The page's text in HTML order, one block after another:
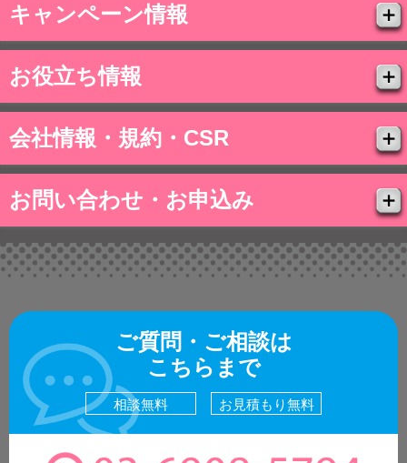
キャンペーン情報
お役立ち情報
会社情報・規約・CSR
お問い合わせ・お申込み
ご質問・ご相談は
こちらまで
相談無料 お見積もり無料